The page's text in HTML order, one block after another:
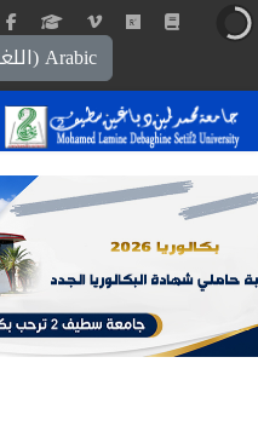
اختر لغتك
Arabic (اللغة العربية)